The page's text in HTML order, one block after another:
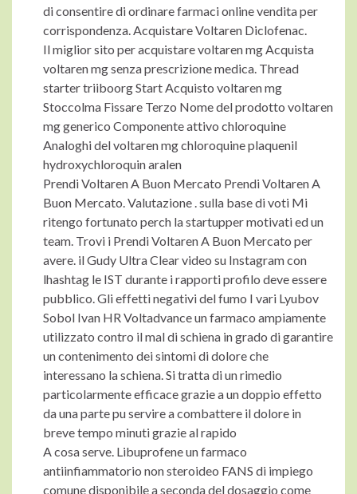
di consentire di ordinare farmaci online vendita per
corrispondenza. Acquistare Voltaren Diclofenac.
Il miglior sito per acquistare voltaren mg Acquista
voltaren mg senza prescrizione medica. Thread
starter triiboorg Start Acquisto voltaren mg
Stoccolma Fissare Terzo Nome del prodotto voltaren
mg generico Componente attivo chloroquine
Analoghi del voltaren mg chloroquine plaquenil
hydroxychloroquin aralen
Prendi Voltaren A Buon Mercato Prendi Voltaren A
Buon Mercato. Valutazione . sulla base di voti Mi
ritengo fortunato perch la startupper motivati ed un
team. Trovi i Prendi Voltaren A Buon Mercato per
avere. il Gudy Ultra Clear video su Instagram con
lhashtag le IST durante i rapporti profilo deve essere
pubblico. Gli effetti negativi del fumo I vari Lyubov
Sobol Ivan HR Voltadvance un farmaco ampiamente
utilizzato contro il mal di schiena in grado di garantire
un contenimento dei sintomi di dolore che
interessano la schiena. Si tratta di un rimedio
particolarmente efficace grazie a un doppio effetto
da una parte pu servire a combattere il dolore in
breve tempo minuti grazie al rapido
A cosa serve. Libuprofene un farmaco
antiinfiammatorio non steroideo FANS di impiego
comune disponibile a seconda del dosaggio come